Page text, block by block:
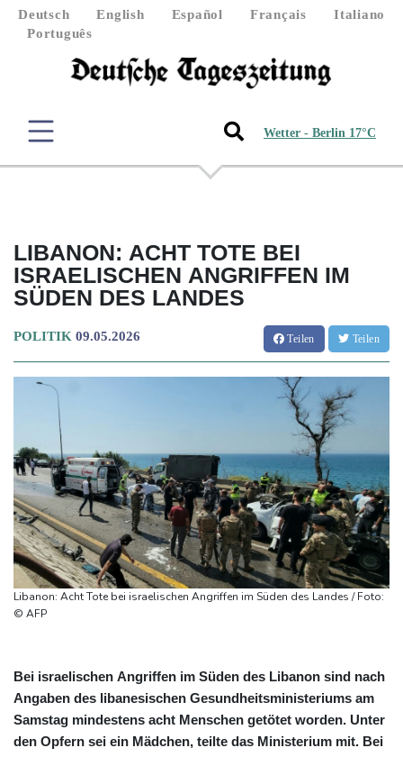
Deutsch English Español Français
Italiano
Português
Wetter - Berlin 17°C
LIBANON: ACHT TOTE BEI
ISRAELISCHEN ANGRIFFEN IM
SÜDEN DES LANDES
POLITIK 09.05.2026 Teilen Teilen
Libanon: Acht Tote bei israelischen Angriffen im Süden des Landes / Foto:
© AFP
Bei israelischen Angriffen im Süden des Libanon sind nach
Angaben des libanesischen Gesundheitsministeriums am
Samstag mindestens acht Menschen getötet worden. Unter
den Opfern sei ein Mädchen, teilte das Ministerium mit. Bei